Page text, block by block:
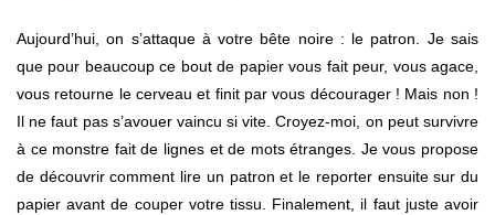
Aujourd’hui, on s’attaque à votre bête noire : le patron. Je sais
que pour beaucoup ce bout de papier vous fait peur, vous agace,
vous retourne le cerveau et finit par vous décourager ! Mais non !
Il ne faut pas s’avouer vaincu si vite. Croyez-moi, on peut survivre
à ce monstre fait de lignes et de mots étranges. Je vous propose
de découvrir comment lire un patron et le reporter ensuite sur du
papier avant de couper votre tissu. Finalement, il faut juste avoir